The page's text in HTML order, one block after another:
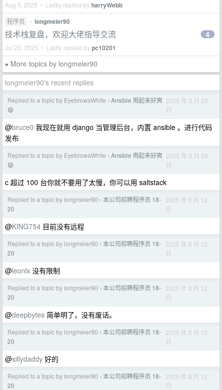
Aug 5, 2025 • Lastly replied byharryWebb
程序员 • longmeier90
技术栈复盘，欢迎大佬指导交流
Jul 25, 2025 • Lastly replied bypc10201
4
» More topics by longmeier90
longmeier90's recent replies
Replied to a topic by EyebrowsWhite › Ansible 用起来好爽
😄
2025 年 8 月 26
日
@bruce0 我现在就用 django 当管理后台，内置 ansible 。进行代码
发布
Replied to a topic by EyebrowsWhite › Ansible 用起来好爽
😄
2025 年 8 月 26
日
c 超过 100 台你就不要用了太慢，你可以用 saltstack
Replied to a topic by longmeier90 › 本公司招聘程序员 18-
20
2025 年 8 月 12
日
@KING754 目前没有远程
Replied to a topic by longmeier90 › 本公司招聘程序员 18-
20
2025 年 8 月 12
日
@leonlx 没有限制
Replied to a topic by longmeier90 › 本公司招聘程序员 18-
20
2025 年 8 月 12
日
@deepbytes 简单明了，没有废话。
Replied to a topic by longmeier90 › 本公司招聘程序员 18-
20
2025 年 8 月 12
日
@sillydaddy 好的
Replied to a topic by longmeier90 › 本公司招聘程序员 18-
20
2025 年 8 月 12
日